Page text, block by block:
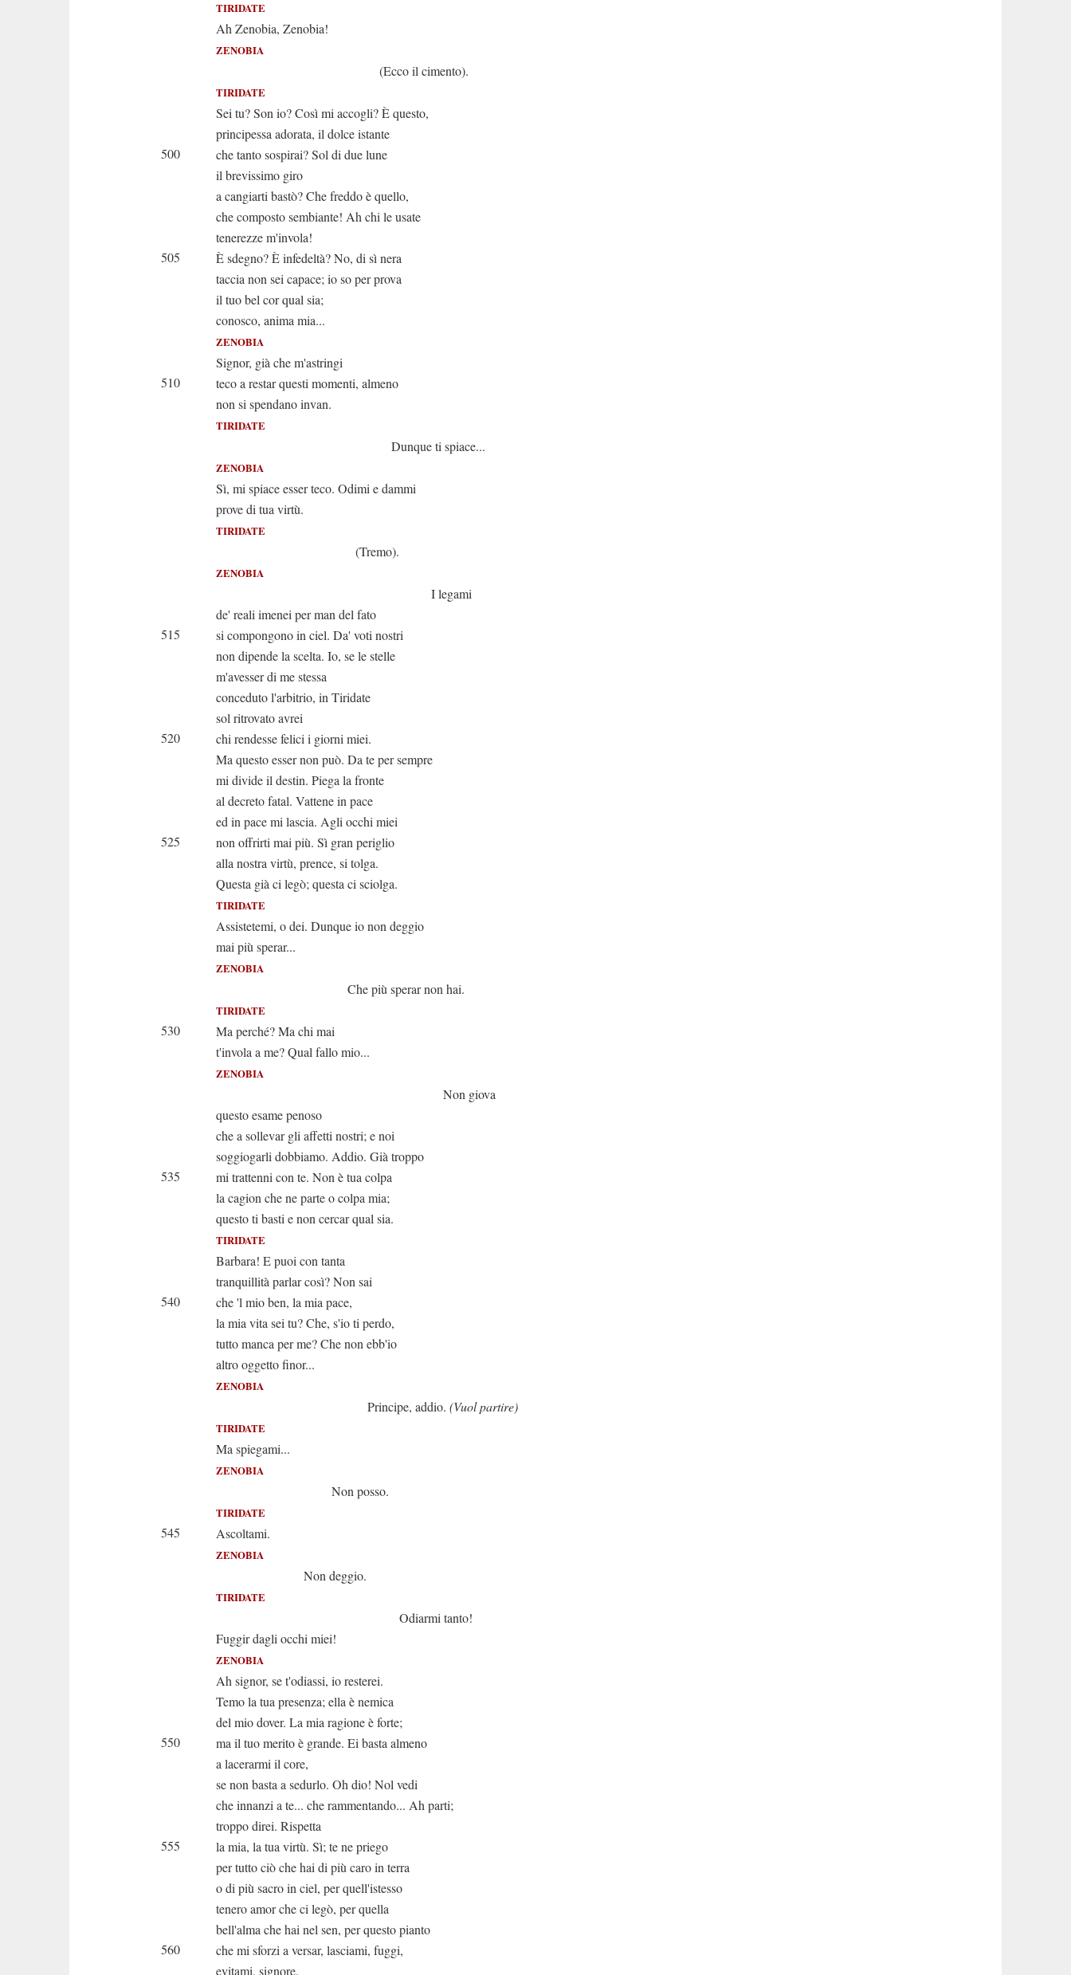
TIRIDATE
Ah Zenobia, Zenobia!
ZENOBIA
(Ecco il cimento).
TIRIDATE
Sei tu? Son io? Così mi accogli? È questo,
principessa adorata, il dolce istante
500
che tanto sospirai? Sol di due lune
il brevissimo giro
a cangiarti bastò? Che freddo è quello,
che composto sembiante! Ah chi le usate
tenerezze m'invola!
505
È sdegno? È infedeltà? No, di sì nera
taccia non sei capace; io so per prova
il tuo bel cor qual sia;
conosco, anima mia...
ZENOBIA
Signor, già che m'astringi
510
teco a restar questi momenti, almeno
non si spendano invan.
TIRIDATE
Dunque ti spiace...
ZENOBIA
Sì, mi spiace esser teco. Odimi e dammi
prove di tua virtù.
TIRIDATE
(Tremo).
ZENOBIA
I legami
de' reali imenei per man del fato
515
si compongono in ciel. Da' voti nostri
non dipende la scelta. Io, se le stelle
m'avesser di me stessa
conceduto l'arbitrio, in Tiridate
sol ritrovato avrei
520
chi rendesse felici i giorni miei.
Ma questo esser non può. Da te per sempre
mi divide il destin. Piega la fronte
al decreto fatal. Vattene in pace
ed in pace mi lascia. Agli occhi miei
525
non offrirti mai più. Sì gran periglio
alla nostra virtù, prence, si tolga.
Questa già ci legò; questa ci sciolga.
TIRIDATE
Assistetemi, o dei. Dunque io non deggio
mai più sperar...
ZENOBIA
Che più sperar non hai.
TIRIDATE
530
Ma perché? Ma chi mai
t'invola a me? Qual fallo mio...
ZENOBIA
Non giova
questo esame penoso
che a sollevar gli affetti nostri; e noi
soggiogarli dobbiamo. Addio. Già troppo
535
mi trattenni con te. Non è tua colpa
la cagion che ne parte o colpa mia;
questo ti basti e non cercar qual sia.
TIRIDATE
Barbara! E puoi con tanta
tranquillità parlar così? Non sai
540
che 'l mio ben, la mia pace,
la mia vita sei tu? Che, s'io ti perdo,
tutto manca per me? Che non ebb'io
altro oggetto finor...
ZENOBIA
Principe, addio. (Vuol partire)
TIRIDATE
Ma spiegami...
ZENOBIA
Non posso.
TIRIDATE
545 Ascoltami.
ZENOBIA
Non deggio.
TIRIDATE
Odiarmi tanto!
Fuggir dagli occhi miei!
ZENOBIA
Ah signor, se t'odiassi, io resterei.
Temo la tua presenza; ella è nemica
del mio dover. La mia ragione è forte;
550
ma il tuo merito è grande. Ei basta almeno
a lacerarmi il core,
se non basta a sedurlo. Oh dio! Nol vedi
che innanzi a te... che rammentando... Ah parti;
troppo direi. Rispetta
555
la mia, la tua virtù. Sì; te ne priego
per tutto ciò che hai di più caro in terra
o di più sacro in ciel, per quell'istesso
tenero amor che ci legò, per quella
bell'alma che hai nel sen, per questo pianto
560
che mi sforzi a versar, lasciami, fuggi,
evitami, signore.